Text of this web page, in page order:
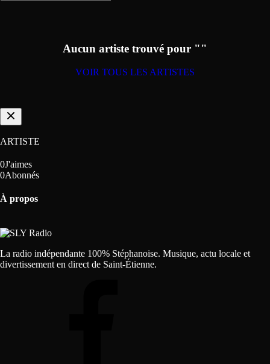
Aucun artiste trouvé pour ""
VOIR TOUS LES ARTISTES
ARTISTE
0J'aimes
0Abonnés
À propos
La radio indépendante 100% Stéphanoise. Musique, actu locale et
divertissement en direct de Saint-Étienne.